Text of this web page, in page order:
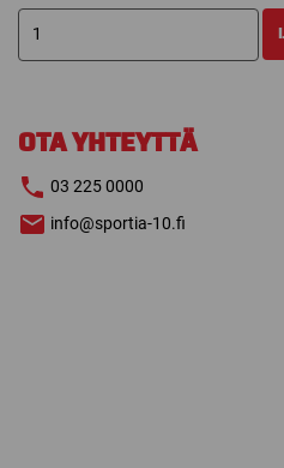
BAUER
VAPOR
OTA YHTEYTTÄ
03 225 0000
info@sportia-10.fi